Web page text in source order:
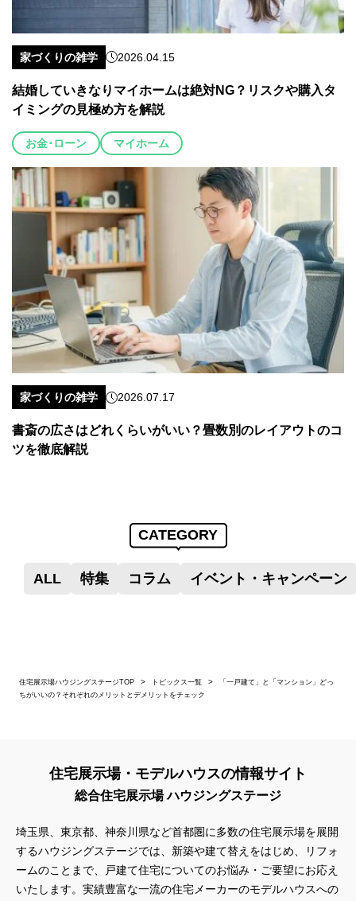
家づくりの雑学 2026.04.15
結婚していきなりマイホームは絶対NG？リスクや購入タ
イミングの見極め方を解説
お金･ローン マイホーム
家づくりの雑学 2026.07.17
書斎の広さはどれくらいがいい？畳数別のレイアウトのコ
ツを徹底解説
CATEGORY
ALL 特集 コラム イベント・キャンペーン
住宅展示場ハウジングステージTOP トピックス一覧
「一戸建て」と「マンション」どっ
ちがいいの？それぞれのメリットとデメリットをチェック
住宅展示場・モデルハウスの情報サイト
総合住宅展示場 ハウジングステージ
埼玉県、東京都、神奈川県など首都圏に多数の住宅展示場を展開
するハウジングステージでは、新築や建て替えをはじめ、リフォ
ームのことまで、戸建て住宅についてのお悩み・ご要望にお応え
いたします。実績豊富な一流の住宅メーカーのモデルハウスへの